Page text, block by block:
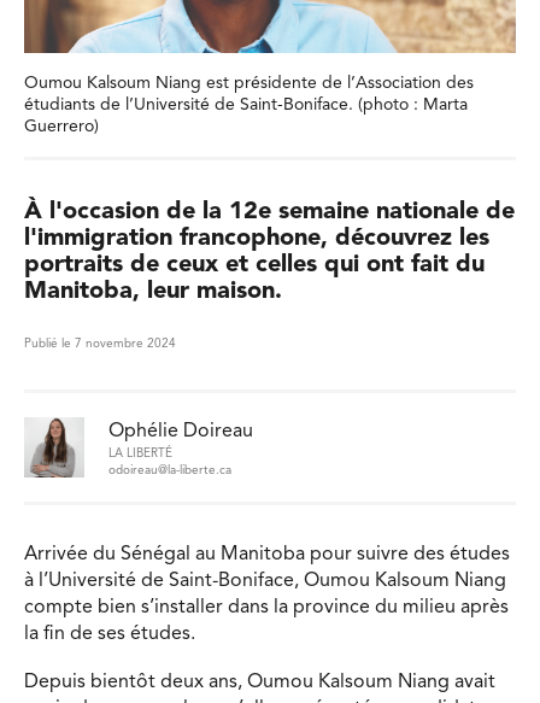
Oumou Kalsoum Niang est présidente de l’Association des
étudiants de l’Université de Saint-Boniface. (photo : Marta
Guerrero)
À l'occasion de la 12e semaine nationale de
l'immigration francophone, découvrez les
portraits de ceux et celles qui ont fait du
Manitoba, leur maison.
Publié le 7 novembre 2024
Ophélie Doireau
LA LIBERTÉ
odoireau@la-liberte.ca
Arrivée du Sénégal au Manitoba pour suivre des études
à l’Université de Saint-Boniface, Oumou Kalsoum Niang
compte bien s’installer dans la province du milieu après
la fin de ses études.
Depuis bientôt deux ans, Oumou Kalsoum Niang avait